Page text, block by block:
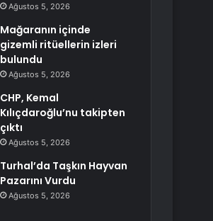
Ağustos 5, 2026
Mağaranın içinde
gizemli ritüellerin izleri
bulundu
Ağustos 5, 2026
CHP, Kemal
Kılıçdaroğlu’nu takipten
çıktı
Ağustos 5, 2026
Turhal’da Taşkın Hayvan
Pazarını Vurdu
Ağustos 5, 2026